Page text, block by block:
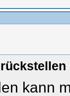
kann